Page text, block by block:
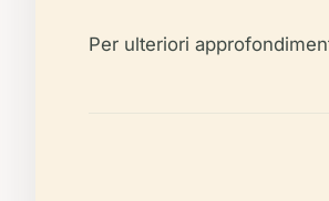
Per ulteriori